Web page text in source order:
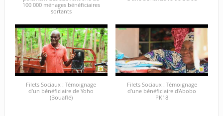
100 000 ménages bénéficiaires
sortants
Filets Sociaux : Témoignage
d’un bénéficiaire de Yoho
(Bouaflé)
Filets Sociaux : Témoignage
d’une bénéficiaire d'Abobo
PK18